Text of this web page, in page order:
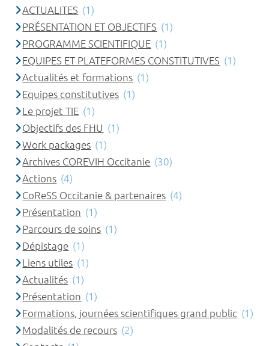
ACTUALITES (1)
PRÉSENTATION ET OBJECTIFS (1)
PROGRAMME SCIENTIFIQUE (1)
EQUIPES ET PLATEFORMES CONSTITUTIVES (1)
Actualités et formations (1)
Equipes constitutives (1)
Le projet TIE (1)
Objectifs des FHU (1)
Work packages (1)
Archives COREVIH Occitanie (30)
Actions (4)
CoReSS Occitanie & partenaires (4)
Présentation (1)
Parcours de soins (1)
Dépistage (1)
Liens utiles (1)
Actualités (1)
Présentation (1)
Formations, journées scientifiques grand public (1)
Modalités de recours (2)